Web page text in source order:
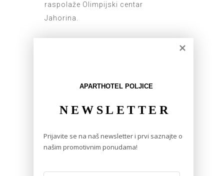
raspolaže Olimpijski centar
Jahorina.
biciklizam, karting, tjubing, ZipLine,
aktivnosti ispuniće u potpunosti vaš
Jahorinu mjestom kojem se uvijek
vraćate.
NEWSLETTER
Prijavite se na naš newsletter i prvi saznajte o
našim promotivnim ponudama!
APARTHOTEL POLJICE